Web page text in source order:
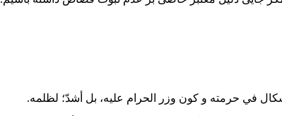
في حرمته و كون وزر الحرام عليه، بل أشدّ؛ لظلمه.